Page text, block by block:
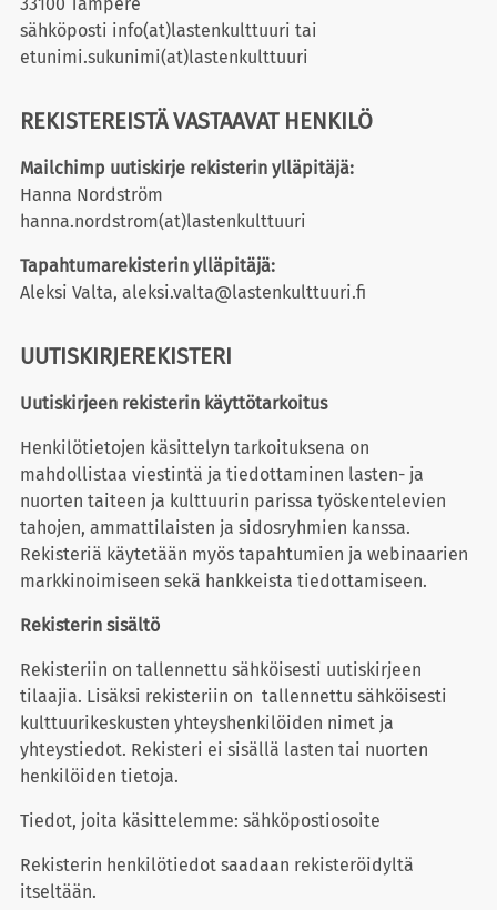
sähköposti info(at)lastenkulttuuri tai
etunimi.sukunimi(at)lastenkulttuuri
REKISTEREISTÄ VASTAAVAT HENKILÖ
Mailchimp uutiskirje rekisterin ylläpitäjä:
Hanna Nordström
hanna.nordstrom(at)lastenkulttuuri
Tapahtumarekisterin ylläpitäjä:
Aleksi Valta, aleksi.valta@lastenkulttuuri.fi
UUTISKIRJEREKISTERI
Uutiskirjeen rekisterin käyttötarkoitus
Henkilötietojen käsittelyn tarkoituksena on
mahdollistaa viestintä ja tiedottaminen lasten- ja
nuorten taiteen ja kulttuurin parissa työskentelevien
tahojen, ammattilaisten ja sidosryhmien kanssa.
Rekisteriä käytetään myös tapahtumien ja webinaarien
markkinoimiseen sekä hankkeista tiedottamiseen.
Rekisterin sisältö
Rekisteriin on tallennettu sähköisesti uutiskirjeen
tilaajia. Lisäksi rekisteriin on tallennettu sähköisesti
kulttuurikeskusten yhteyshenkilöiden nimet ja
yhteystiedot. Rekisteri ei sisällä lasten tai nuorten
henkilöiden tietoja.
Tiedot, joita käsittelemme: sähköpostiosoite
Rekisterin henkilötiedot saadaan rekisteröidyltä
itseltään.